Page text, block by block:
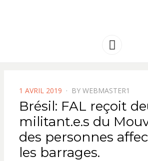
Menu
POSTED
ON
1 AVRIL 2019 BY WEBMASTER1
Brésil: FAL reçoit
militant.e.s du
des personnes
les barrages.